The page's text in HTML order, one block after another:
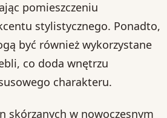
pomieszczeniu
stylistycznego. Ponadto,
być również wykorzystane
co doda wnętrzu
charakteru.
skórzanych w nowoczesnym